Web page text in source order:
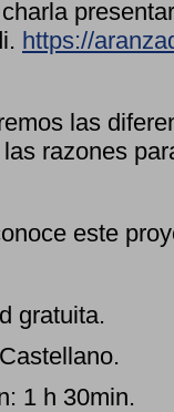
https://
las
razones
este
gratuita.
1 h 30min.